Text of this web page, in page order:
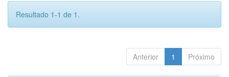
Resultado 1-1 de 1.
Anterior 1 Próximo